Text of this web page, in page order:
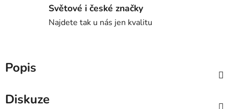
Světové i české značky
Najdete tak u nás jen kvalitu
Popis
Diskuze